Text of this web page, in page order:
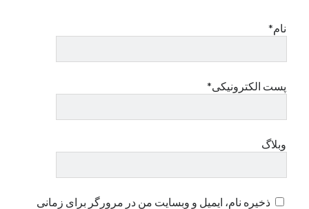
دسته‌ها
نام*
پست الکترونیکی*
وبلاگ
ذخیره نام، ایمیل و وبسایت من در مرورگر برای زمانی